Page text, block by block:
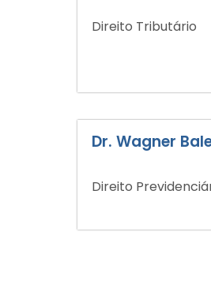
Direito Tributário
Dr. Wagner
Direito